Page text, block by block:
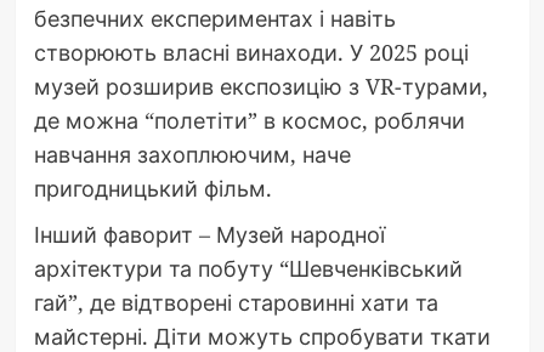
безпечних експериментах і навіть
створюють власні винаходи. У 2025 році
музей розширив експозицію з VR-турами,
де можна “полетіти” в космос, роблячи
навчання захоплюючим, наче
пригодницький фільм.
Інший фаворит – Музей народної
архітектури та побуту “Шевченківський
гай”, де відтворені старовинні хати та
майстерні. Діти можуть спробувати ткати